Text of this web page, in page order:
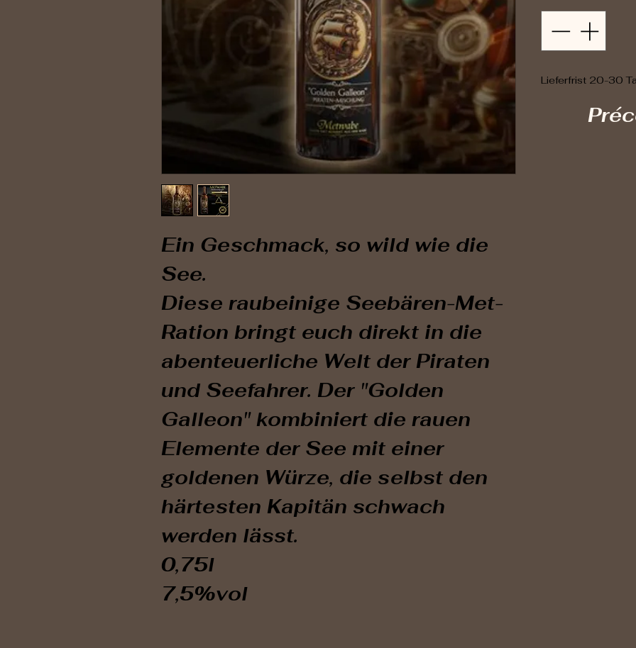
Ein Geschmack, so wild wie die
See.
Diese raubeinige Seebären-Met-
Ration bringt euch direkt in die
abenteuerliche Welt der Piraten
und Seefahrer. Der "Golden
Galleon" kombiniert die rauen
Elemente der See mit einer
goldenen Würze, die selbst den
härtesten Kapitän schwach
werden lässt.
0,75l
7,5%vol
Lieferfrist 20-30